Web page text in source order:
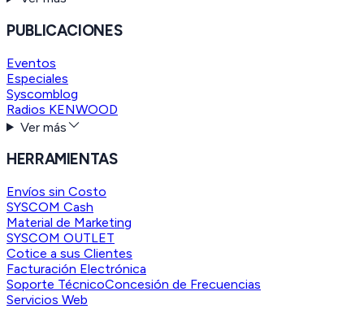
PUBLICACIONES
Eventos
Especiales
Syscomblog
Radios KENWOOD
Ver más
HERRAMIENTAS
Envíos sin Costo
SYSCOM Cash
Material de Marketing
SYSCOM OUTLET
Cotice a sus Clientes
Facturación Electrónica
Soporte TécnicoConcesión de Frecuencias
Servicios Web